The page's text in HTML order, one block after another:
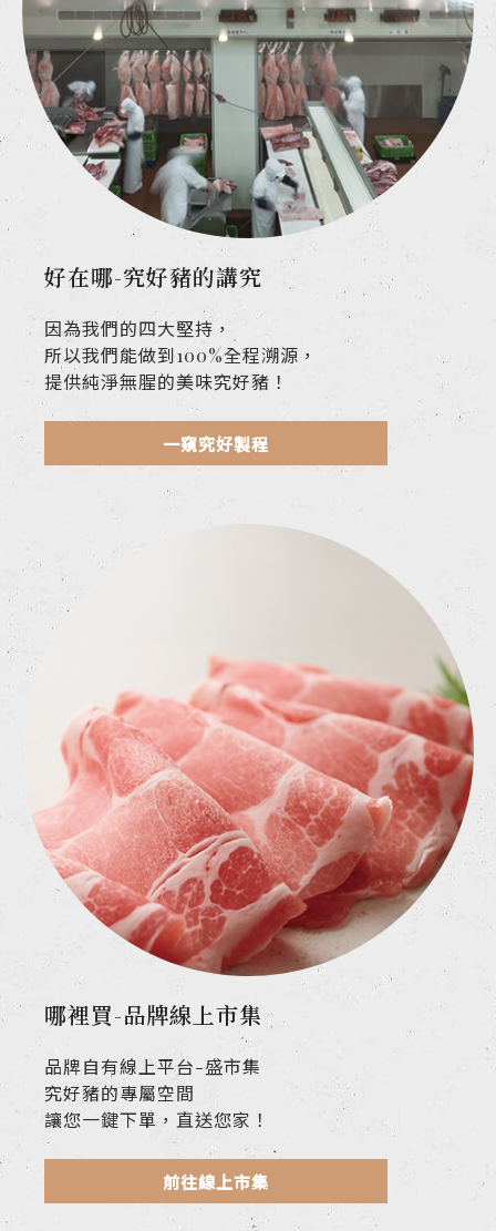
好在哪-究好豬的講究
因為我們的四大堅持，
所以我們能做到100%全程溯源，
提供純淨無腥的美味究好豬！
一窺究好製程
哪裡買-品牌線上市集
品牌自有線上平台-盛市集
究好豬的專屬空間
讓您一鍵下單，直送您家！
前往線上市集